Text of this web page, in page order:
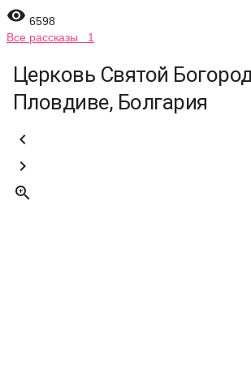
 6598
Все рассказы 1
Церковь Святой
Пловдиве, Болгария


